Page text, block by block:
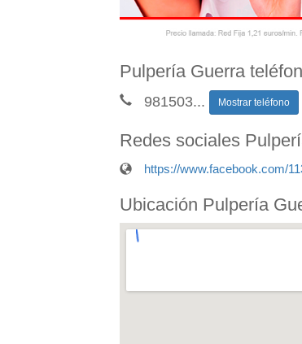
Pulpería Guerra
981503... Mostrar teléfono
Redes sociales
https://www.facebook.com/
Ubicación Pulpería